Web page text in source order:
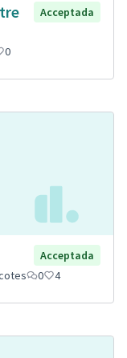
Acceptada
0
Acceptada
0 4